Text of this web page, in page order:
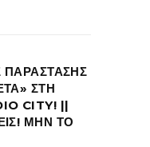
ΠΑΡΑΣΤΑΣΗΣ
ΣΤΗ
CITY! ||
ΜΗΝ ΤΟ